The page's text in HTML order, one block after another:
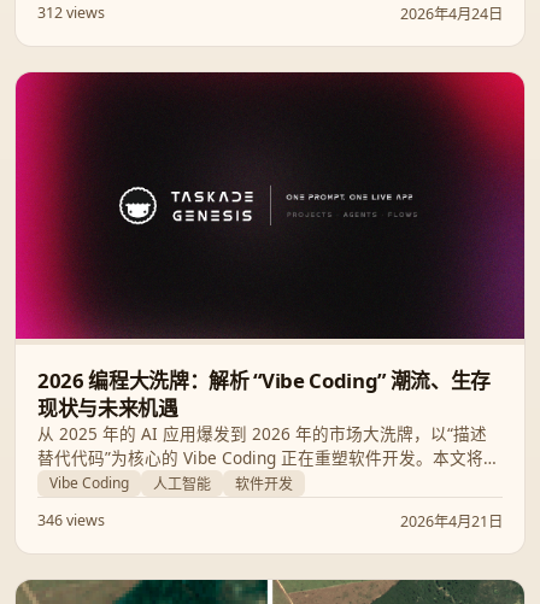
312 views
2026年4月24日
2026 编程大洗牌：解析 “Vibe Coding” 潮流、生存
现状与未来机遇
从 2025 年的 AI 应用爆发到 2026 年的市场大洗牌，以“描述
替代代码”为核心的 Vibe Coding 正在重塑软件开发。本文将带
你透视这一趋势下的生存者、阵亡名单以及其在商业与公共服
Vibe Coding 人工智能
软件开发
346 views
2026年4月21日